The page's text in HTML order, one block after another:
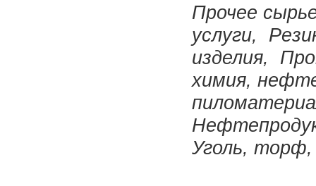
Прочее
услуги,
изделия,
химия,
Уголь,